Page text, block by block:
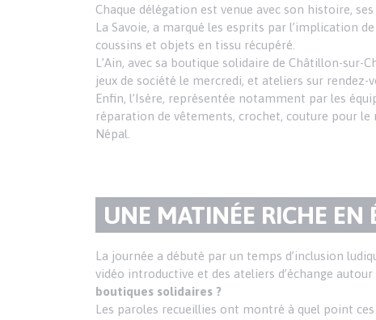
Texte
Chaque délégation est venue avec son histoire,
La Savoie, a marqué les esprits par l’implication
coussins et objets en tissu récupéré.
L’Ain, avec sa boutique solidaire de Châtillon-
jeux de société le mercredi, et ateliers sur
Enfin, l’Isère, représentée notamment par les
réparation de vêtements, crochet, couture pour
Népal.
TITRE
DU
PARAGRAPHE
UNE MATINÉE RICHE EN
Texte
La journée a débuté par un temps d’inclusion
vidéo introductive et des ateliers d’échange autour
boutiques solidaires ?
Les paroles recueillies ont montré à quel point